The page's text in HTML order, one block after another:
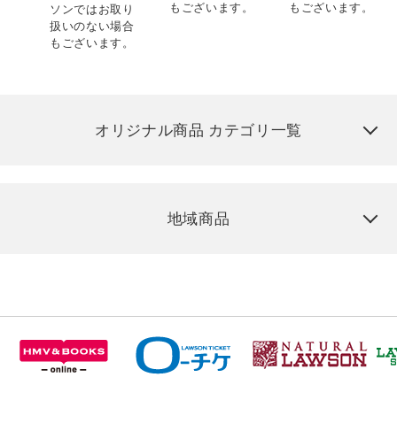
ソンではお取り
扱いのない場合
もございます。
もございます。
もございます。
オリジナル商品 カテゴリ一覧
地域商品